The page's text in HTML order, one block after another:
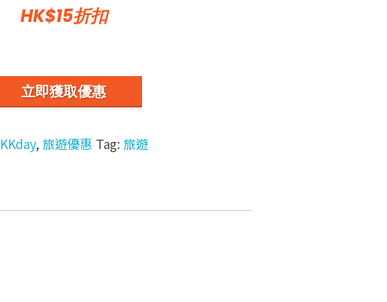
HK$15折扣
立即獲取優惠
KKday, 旅遊優惠 Tag: 旅遊